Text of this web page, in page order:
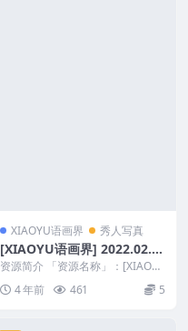
XIAOYU语画界 秀人写真
[XIAOYU语画界] 2022.02.2
3 VOL.722 Cherry绯月樱 [6
5+1P]
资源简介 「资源名称」：[XIAOY
4 年前 461 5